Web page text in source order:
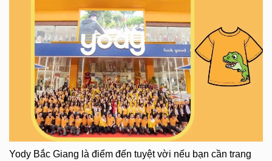
Yody Bắc Giang là điểm đến tuyệt vời nếu bạn cần trang